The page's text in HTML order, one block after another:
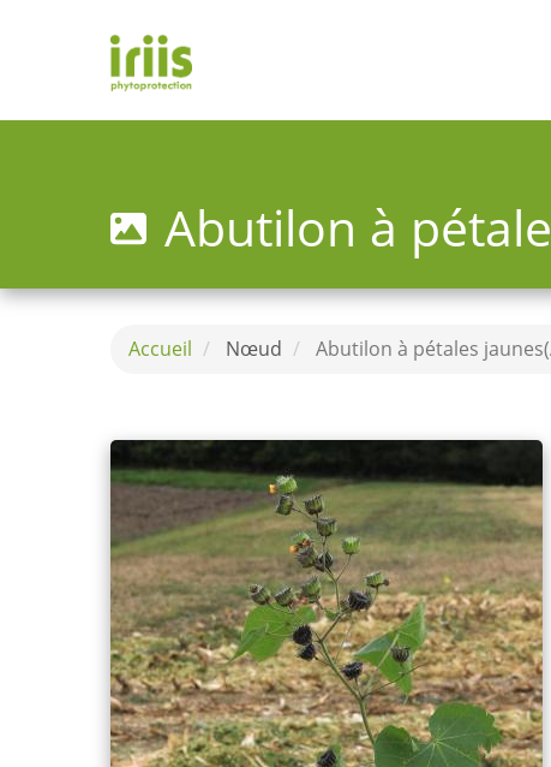
Abutilon à
Accueil Nœud Abutilon à pétales